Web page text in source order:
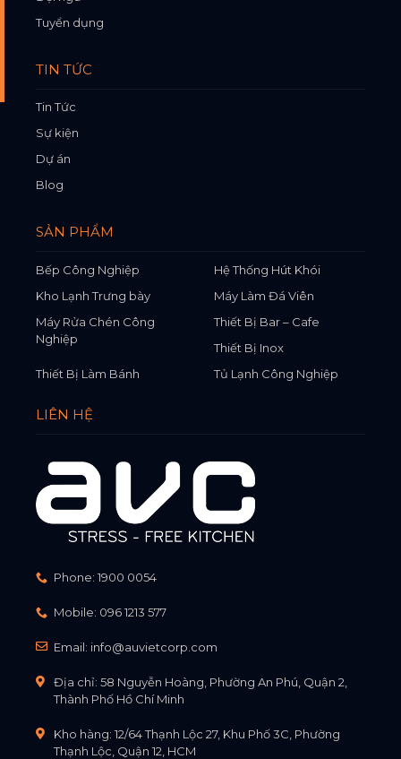
Tuyển dụng
TIN TỨC
Tin Tức
Sự kiện
Dự án
Blog
SẢN PHẨM
Bếp Công Nghiệp
Hệ Thống Hút Khói
Kho Lạnh Trưng bày
Máy Làm Đá Viên
Máy Rửa Chén Công
Nghiệp
Thiết Bị Bar – Cafe
Thiết Bị Inox
Thiết Bị Làm Bánh
Tủ Lạnh Công Nghiệp
LIÊN HỆ
Phone: 1900 0054
Mobile: 096 1213 577
Email: info@auvietcorp.com
Địa chỉ: 58 Nguyễn Hoàng, Phường An Phú, Quận 2,
Thành Phố Hồ Chí Minh
Kho hàng: 12/64 Thạnh Lộc 27, Khu Phố 3C, Phường
Thạnh Lộc, Quận 12, HCM